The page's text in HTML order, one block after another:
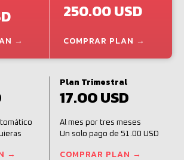
→
250.00 USD
COMPRAR PLAN →
→
Plan Trimestral
17.00 USD
Al mes por tres meses
Un solo pago de 51.00 USD
COMPRAR PLAN →